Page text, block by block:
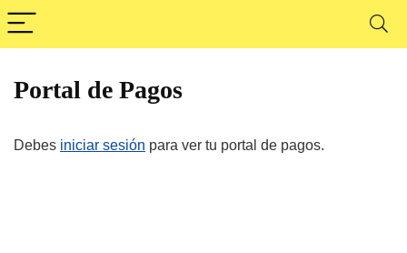
Portal de Pagos
Debes iniciar sesión para ver tu portal de pagos.